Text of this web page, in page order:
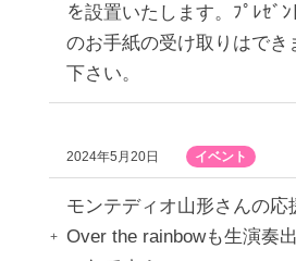
を設置いたします。ﾌﾟﾚｾﾞ
のお手紙の受け取りはでき
下さい。
2024年5月20日 イベント
モンテディオ山形さんの応
Over the rainbowも生演奏